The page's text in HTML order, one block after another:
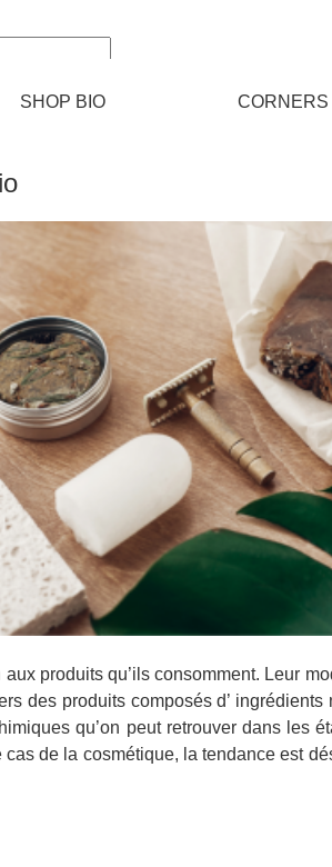
SHOP BIO CORNERS
produits qu’ils consomment. Leur
des produits composés d’
qu’on peut retrouver dans les
de la cosmétique, la tendance est